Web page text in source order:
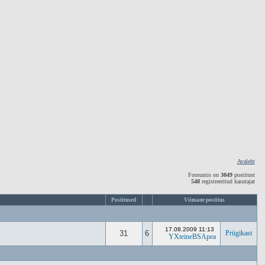
Avaleht
Foorumis on 3049postitust
548registreeritud kasutajat
Postitused Viimane postitus
31 6 17.08.2009 11:13
YXteineBSApea Prügikast